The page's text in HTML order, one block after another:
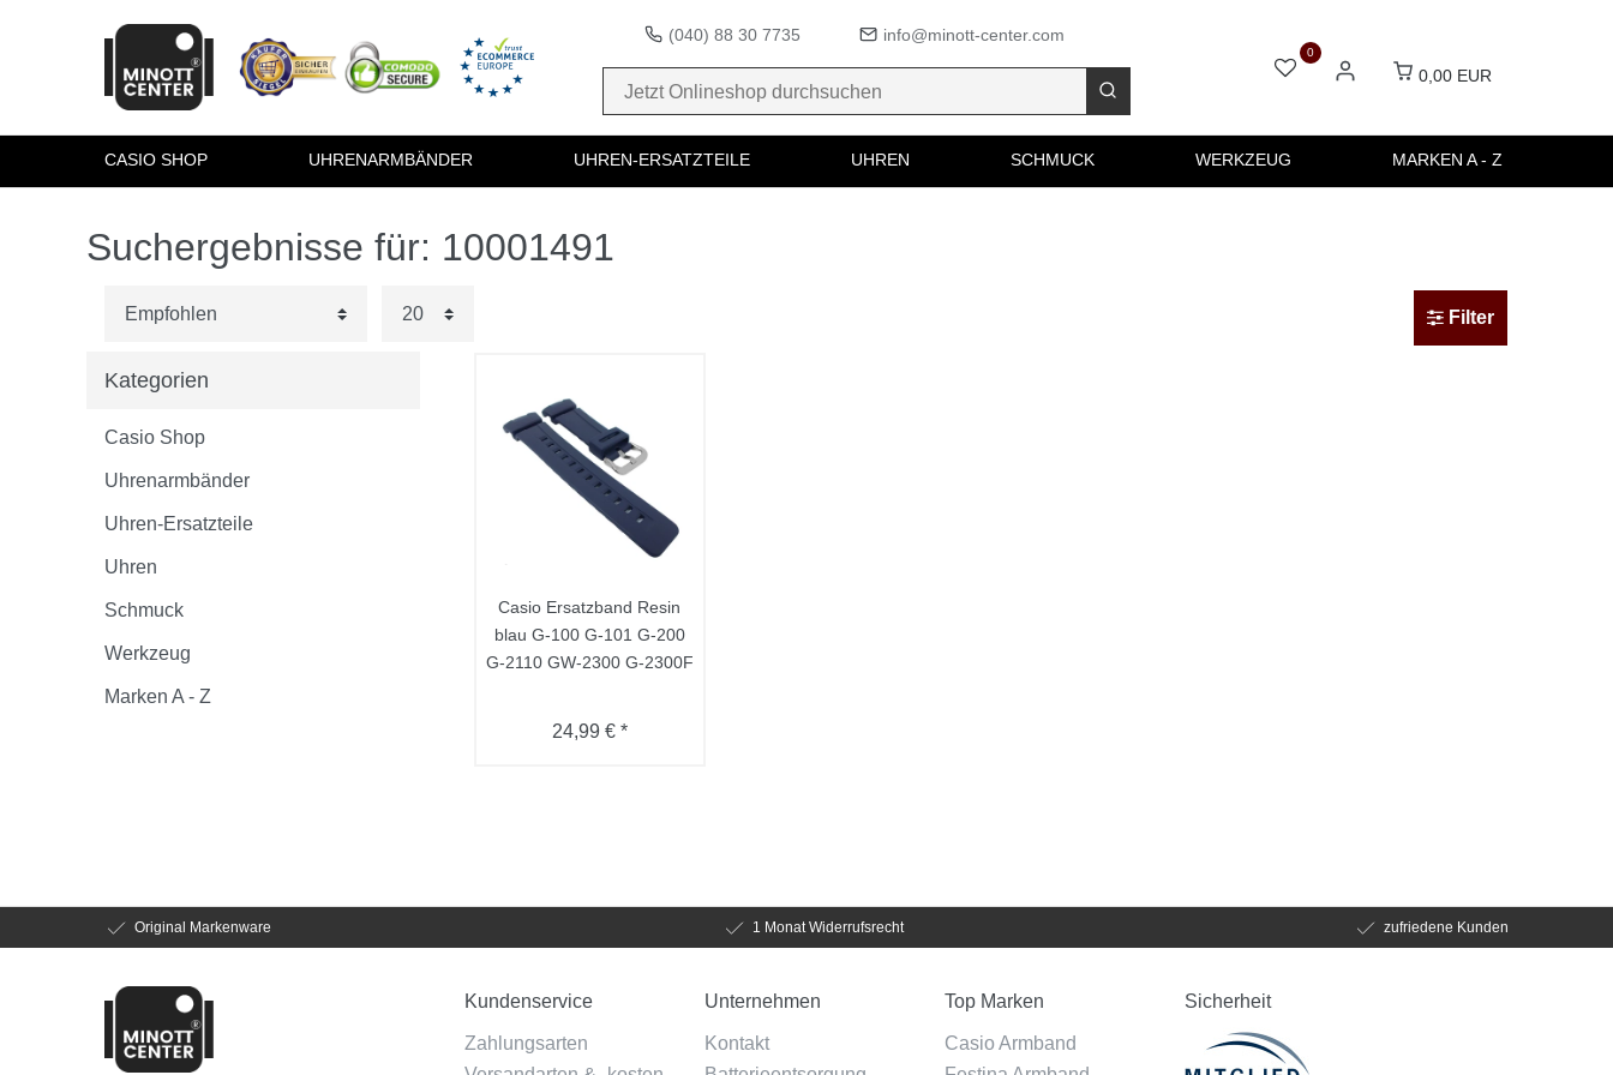
(040) 88 30 7735 info@minott-center.com
0
0,00 EUR
CASIO SHOP UHRENARMBÄNDER UHREN-ERSATZTEILE UHREN SCHMUCK WERKZEUG MARKEN A - Z
Suchergebnisse für: 10001491
Filter
Kategorien
Casio Shop
Uhrenarmbänder
Uhren-Ersatzteile
Uhren
Schmuck
Werkzeug
Marken A - Z
Casio Ersatzband Resin
blau G-100 G-101 G-200
G-2110 GW-2300 G-2300F
24,99 € *
Original Markenware 1 Monat Widerrufsrecht zufriedene Kunden
Kundenservice
Zahlungsarten
Unternehmen
Kontakt
Top Marken
Casio Armband
Sicherheit